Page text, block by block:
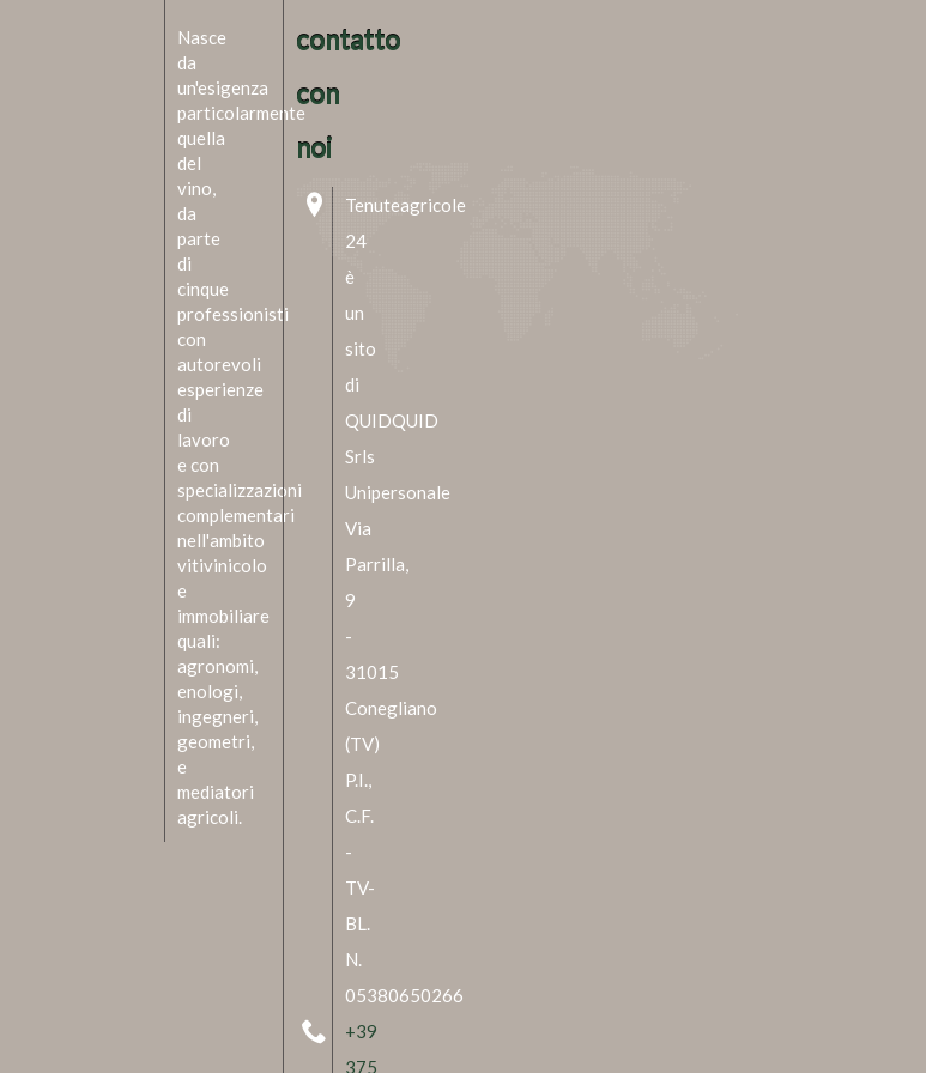
Nasce
da
un'esigenza
particolarmente
quella
del
vino,
da
parte
di
cinque
professionisti
con
autorevoli
esperienze
di
lavoro
e con
specializzazioni
complementari
nell'ambito
vitivinicolo
e
immobiliare
quali:
agronomi,
enologi,
ingegneri,
geometri,
e
mediatori
agricoli.
contatto
con
noi
Tenuteagricole
24
è
un
sito
di
QUIDQUID
Srls
Unipersonale
Via
Parrilla,
9
-
31015
Conegliano
(TV)
P.I.,
C.F.
-
TV-
BL.
N.
05380650266
+39
375